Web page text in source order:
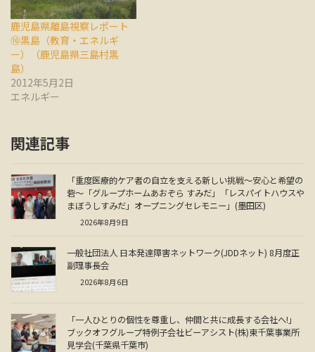
鹿児島県離島視察レポート
⑩黒島（教育・エネルギ
ー）（鹿児島県三島村黒
島）
2012年5月2日
エネルギー
関連記事
「重度医療的ケア者の自立を支える新しい挑戦～安心と希望の
砦～「グループホームあおぞら すみだ」「レスパイトハウスや
まぼうしすみだ」オープニングセレモニー」(墨田区)
2026年8月9日
一般社団法人 日本発達障害ネットワーク(JDDネット) 8月度正
副理事長会
2026年8月6日
「一人ひとりの個性を尊重し、仲間と共に成長する会社へ!」
ブックオフグループ特例子会社ビーアシスト(株)東千葉事業所
見学会(千葉県千葉市)